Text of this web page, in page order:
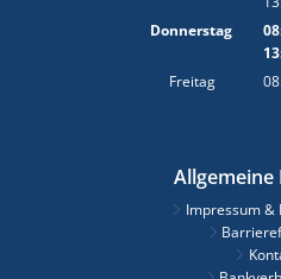
Donnerstag
Freitag
Allgemeine
Impressum &